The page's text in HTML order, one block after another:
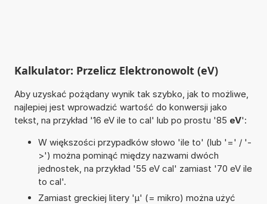
Kalkulator: Przelicz Elektronowolt (eV)
Aby uzyskać pożądany wynik tak szybko, jak to możliwe,
najlepiej jest wprowadzić wartość do konwersji jako
tekst, na przykład '16 eV ile to cal' lub po prostu '85 eV':
W większości przypadków słowo 'ile to' (lub '=' / '-
>') można pominąć między nazwami dwóch
jednostek, na przykład '55 eV cal' zamiast '70 eV ile
to cal'.
Zamiast greckiej litery 'µ' (= mikro) można użyć